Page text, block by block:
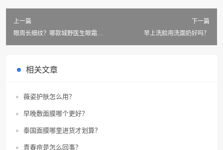
上一篇
眼周长细纹？哪款城野医生眼霜好
下一篇
早上洗脸用洗面奶好吗？
相关文章
薇姿护肤怎么用？
早晚敷面膜哪个更好？
泰国面膜哪里进货才划算？
青春痘是怎么回事？